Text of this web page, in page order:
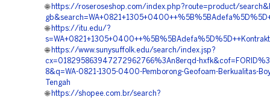
🌐 https://roseroseshop.com/index.php?route=product/
🌐 https://itu.edu/?
🌐 https://www.sunysuffolk.edu/search/index.jsp?
cx=018295863947272962766%3An8erqd-
8&q=WA-0821-1305-0400-Pemborong-Geofoam-Berkualitas-
Tengah
🌐 https://shopee.com.br/search?